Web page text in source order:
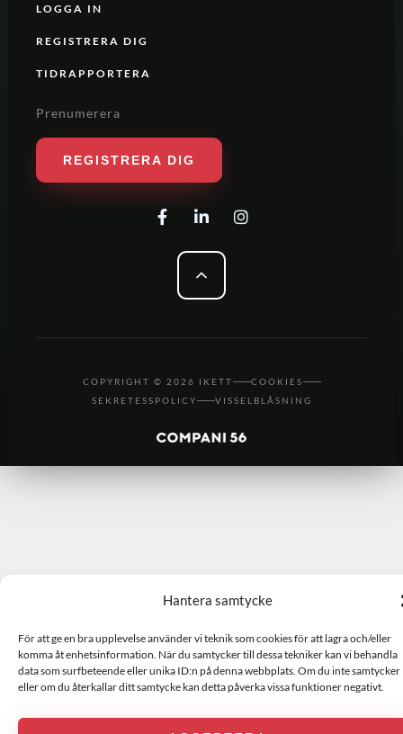
Hantera samtycke
För att ge en bra upplevelse använder vi teknik som cookies för att lagra och/eller
komma åt enhetsinformation. När du samtycker till dessa tekniker kan vi behandla
data som surfbeteende eller unika ID:n på denna webbplats. Om du inte samtycker
eller om du återkallar ditt samtycke kan detta påverka vissa funktioner negativt.
LOGGA IN
REGISTRERA DIG
TIDRAPPORTERA
Prenumerera
REGISTRERA DIG
COPYRIGHT © 2026 IKETT
COOKIES
SEKRETESSPOLICY
VISSELBLÅSNING